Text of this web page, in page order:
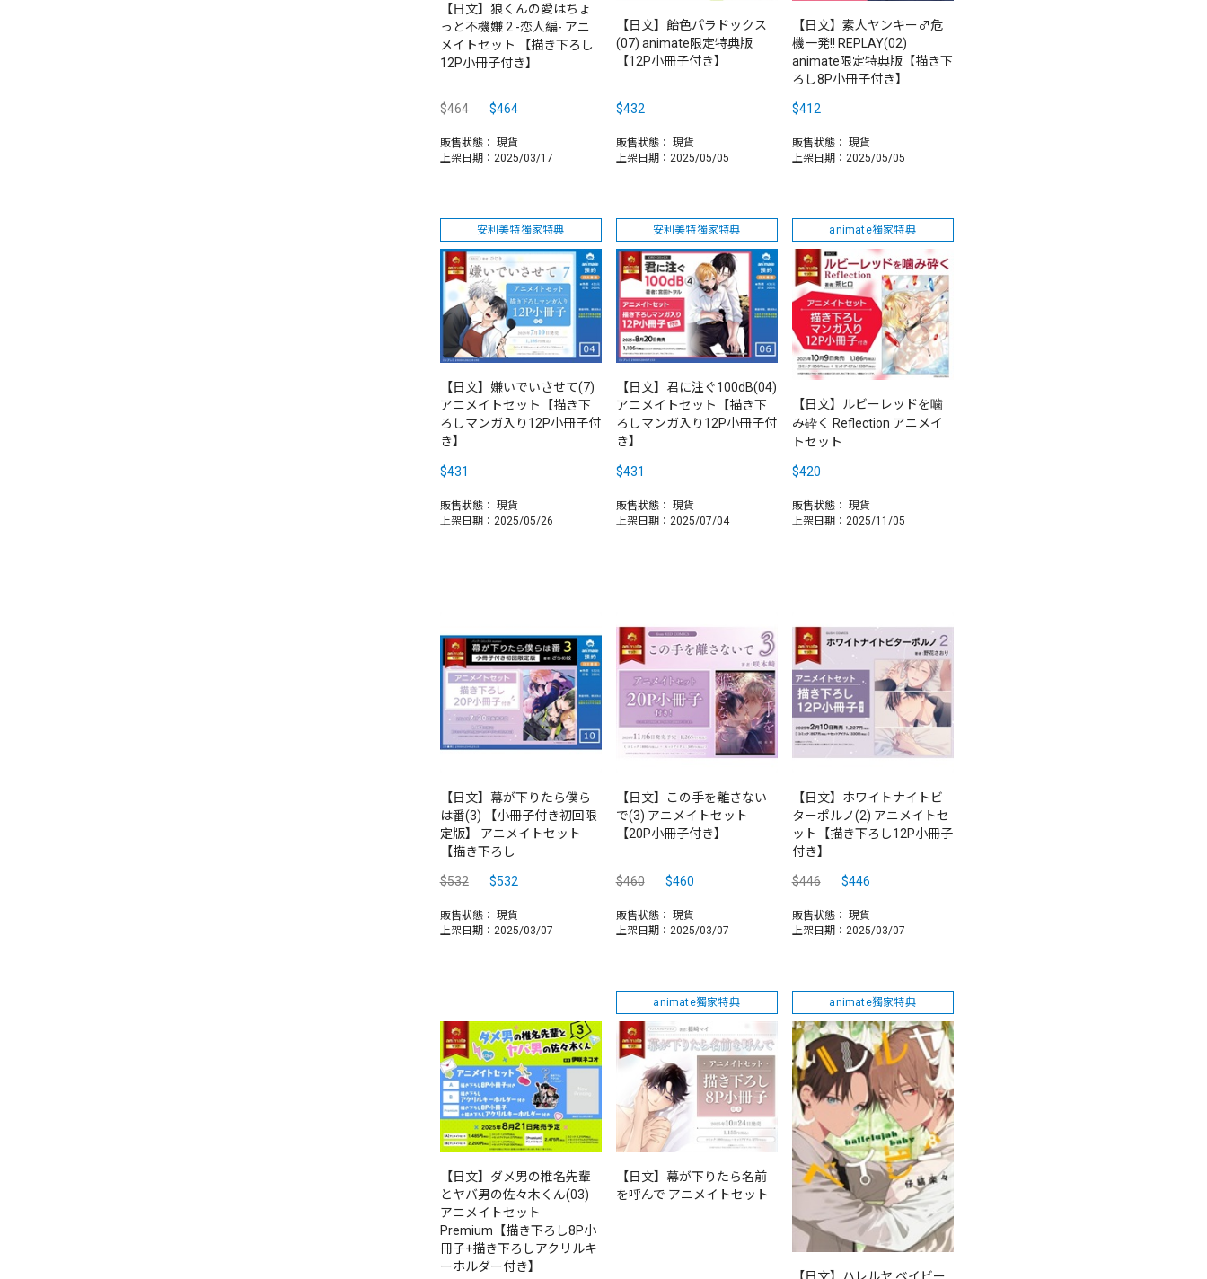
【日文】狼くんの愛はちょ
っと不機嫌 2 -恋人編- アニ
メイトセット 【描き下ろし
12P小冊子付き】
$464 $464
販售狀態： 現貨
上架日期：2025/03/17
【日文】飴色パラドックス
(07) animate限定特典版
【12P小冊子付き】
$432
販售狀態： 現貨
上架日期：2025/05/05
【日文】素人ヤンキー♂危
機一発!! REPLAY(02)
animate限定特典版【描き下
ろし8P小冊子付き】
$412
販售狀態： 現貨
上架日期：2025/05/05
安利美特獨家特典
【日文】嫌いでいさせて(7)
アニメイトセット【描き下
ろしマンガ入り12P小冊子付
き】
$431
販售狀態： 現貨
上架日期：2025/05/26
安利美特獨家特典
【日文】君に注ぐ100dB(04)
アニメイトセット【描き下
ろしマンガ入り12P小冊子付
き】
$431
販售狀態： 現貨
上架日期：2025/07/04
animate獨家特典
【日文】ルビーレッドを噛
み砕く Reflection アニメイ
トセット
$420
販售狀態： 現貨
上架日期：2025/11/05
【日文】幕が下りたら僕ら
は番(3) 【小冊子付き初回限
定版】 アニメイトセット
【描き下ろし
$532 $532
販售狀態： 現貨
上架日期：2025/03/07
【日文】この手を離さない
で(3) アニメイトセット
【20P小冊子付き】
$460 $460
販售狀態： 現貨
上架日期：2025/03/07
【日文】ホワイトナイトビ
ターポルノ(2) アニメイトセ
ット【描き下ろし12P小冊子
付き】
$446 $446
販售狀態： 現貨
上架日期：2025/03/07
【日文】ダメ男の椎名先輩
とヤバ男の佐々木くん(03)
アニメイトセット
Premium【描き下ろし8P小
冊子+描き下ろしアクリルキ
ーホルダー付き】
animate獨家特典
【日文】幕が下りたら名前
を呼んで アニメイトセット
animate獨家特典